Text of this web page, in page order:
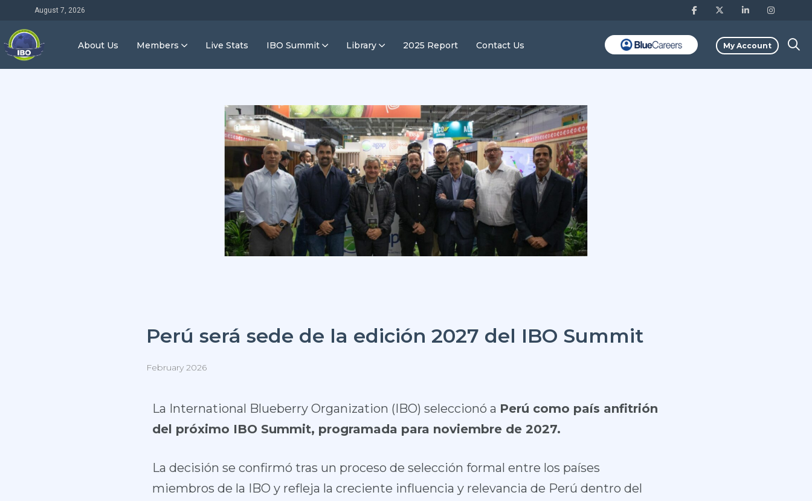
August 7, 2026
About Us Members Live Stats IBO Summit Library 2025 Report Contact Us My Account
Perú será sede de la edición 2027 del IBO Summit
February 2026
La International Blueberry Organization (IBO) seleccionó a Perú como país anfitrión
del próximo IBO Summit, programada para noviembre de 2027.
La decisión se confirmó tras un proceso de selección formal entre los países
miembros de la IBO y refleja la creciente influencia y relevancia de Perú dentro del